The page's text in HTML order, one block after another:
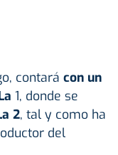
contará con un
1, donde se
2, tal y como ha
del